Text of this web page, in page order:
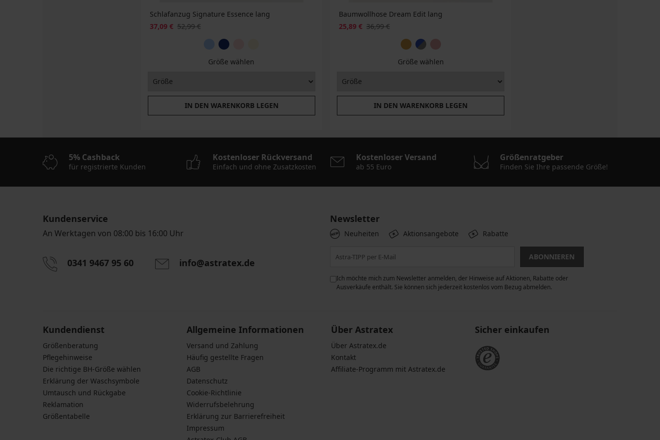
Schlafanzug Signature Essence lang
37,09 € 52,99 €
Größe wählen
IN DEN WARENKORB LEGEN
Baumwollhose Dream Edit lang
25,89 € 36,99 €
Größe wählen
IN DEN WARENKORB LEGEN
5% Cashback
für registrierte Kunden
Kostenloser Rückversand
Einfach und ohne Zusatzkosten
Kostenloser Versand
ab 55 Euro
Größenratgeber
Finden Sie Ihre passende Größe!
Kundenservice
An Werktagen von 08:00 bis 16:00 Uhr
0341 9467 95 60 info@astratex.de
Newsletter
Neuheiten Aktionsangebote Rabatte
ABONNIEREN
Ich möchte mich zum Newsletter anmelden, der Hinweise auf Aktionen, Rabatte oder
Ausverkäufe enthält. Sie können sich jederzeit kostenlos vom Bezug abmelden.
Kundendienst
Größenberatung
Pflegehinweise
Die richtige BH-Größe wählen
Erklärung der Waschsymbole
Umtausch und Rückgabe
Reklamation
Größentabelle
Allgemeine Informationen
Versand und Zahlung
Häufig gestellte Fragen
AGB
Datenschutz
Cookie-Richtlinie
Widerrufsbelehrung
Erklärung zur Barrierefreiheit
Impressum
Über Astratex
Über Astratex.de
Kontakt
Affiliate-Programm mit Astratex.de
Sicher einkaufen